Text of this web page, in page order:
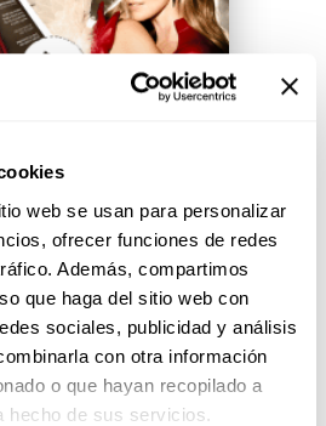
web se usan para personalizar
ofrecer funciones de redes
Además, compartimos
que haga del sitio web con
sociales, publicidad y análisis
con otra información
o que hayan recopilado a
hecho de sus servicios.
moi junio
la portada de revista
con Fernanda
Castillo.